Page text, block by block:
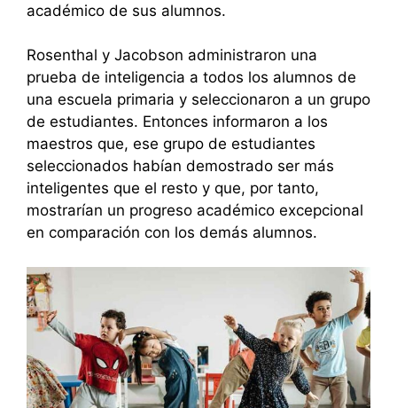
académico de sus alumnos.
Rosenthal y Jacobson administraron una
prueba de inteligencia a todos los alumnos de
una escuela primaria y seleccionaron a un grupo
de estudiantes. Entonces informaron a los
maestros que, ese grupo de estudiantes
seleccionados habían demostrado ser más
inteligentes que el resto y que, por tanto,
mostrarían un progreso académico excepcional
en comparación con los demás alumnos.